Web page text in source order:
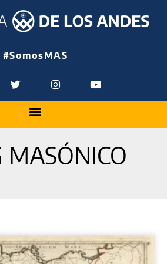
#SomosMAS
MASÓNICO